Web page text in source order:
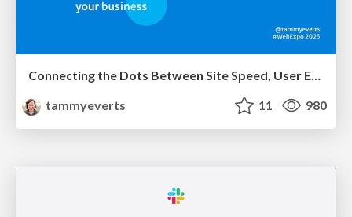
Connecting the Dots Between Site Speed, User Experience & Your Business [WebExpo 2025]
tammyeverts
11 980